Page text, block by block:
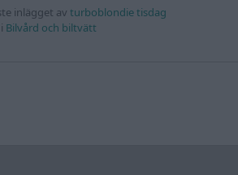
inlägget avturboblondie tisdag
Bilvård och biltvätt